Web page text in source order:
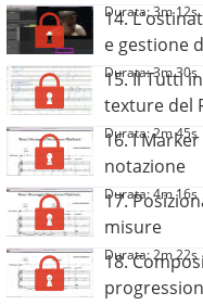
Durata: 3m 12s
14.
e gestione
Durata: 3m 30s
15. Il Tutti
texture del
Durata: 2m 45s
16. I
notazione
Durata: 4m 16s
17.
misure
Durata: 2m 22s
18.